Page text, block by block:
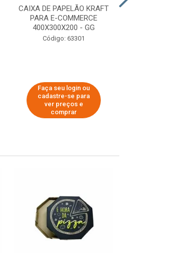
CAIXA DE PAPELÃO KRAFT
PARA E-COMMERCE
400X300X200 - GG
Código: 63301
Faça seu login ou
cadastre-se para
ver preços e
comprar